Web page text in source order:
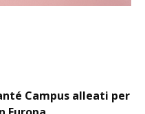
Campus alleati per